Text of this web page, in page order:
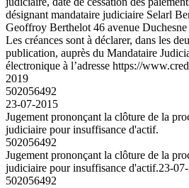
désignant mandataire judiciaire Selarl
Geoffroy Berthelot 46 avenue
Les créances sont à déclarer, dans les
publication, auprès du Mandataire
électronique à l’adresse https://
2019
502056492
23-07-2015
Jugement prononçant la clôture de la
judiciaire pour insuffisance d'actif.
502056492
Jugement prononçant la clôture de la
judiciaire pour insuffisance d'actif.23-
502056492